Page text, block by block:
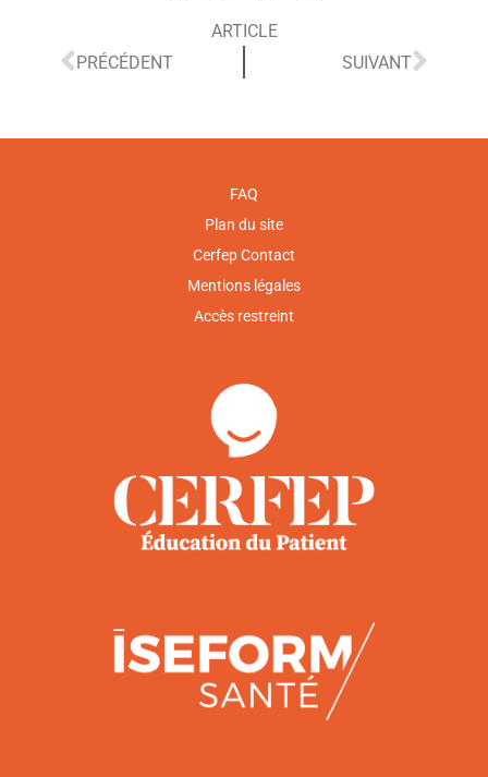
ARTICLE
PRÉCÉDENT
SUIVANT
FAQ
Plan du site
Cerfep Contact
Mentions légales
Accès restreint